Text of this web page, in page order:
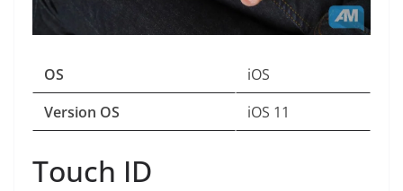
OS
iOS
Version OS
iOS 11
Touch ID